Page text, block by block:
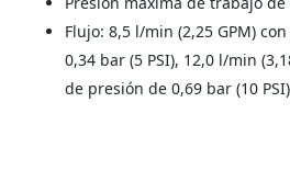
Flujo: 8,5 l/min (2,25 GPM)
0,34 bar (5 PSI), 12,0 l/min
de presión de 0,69 bar (10